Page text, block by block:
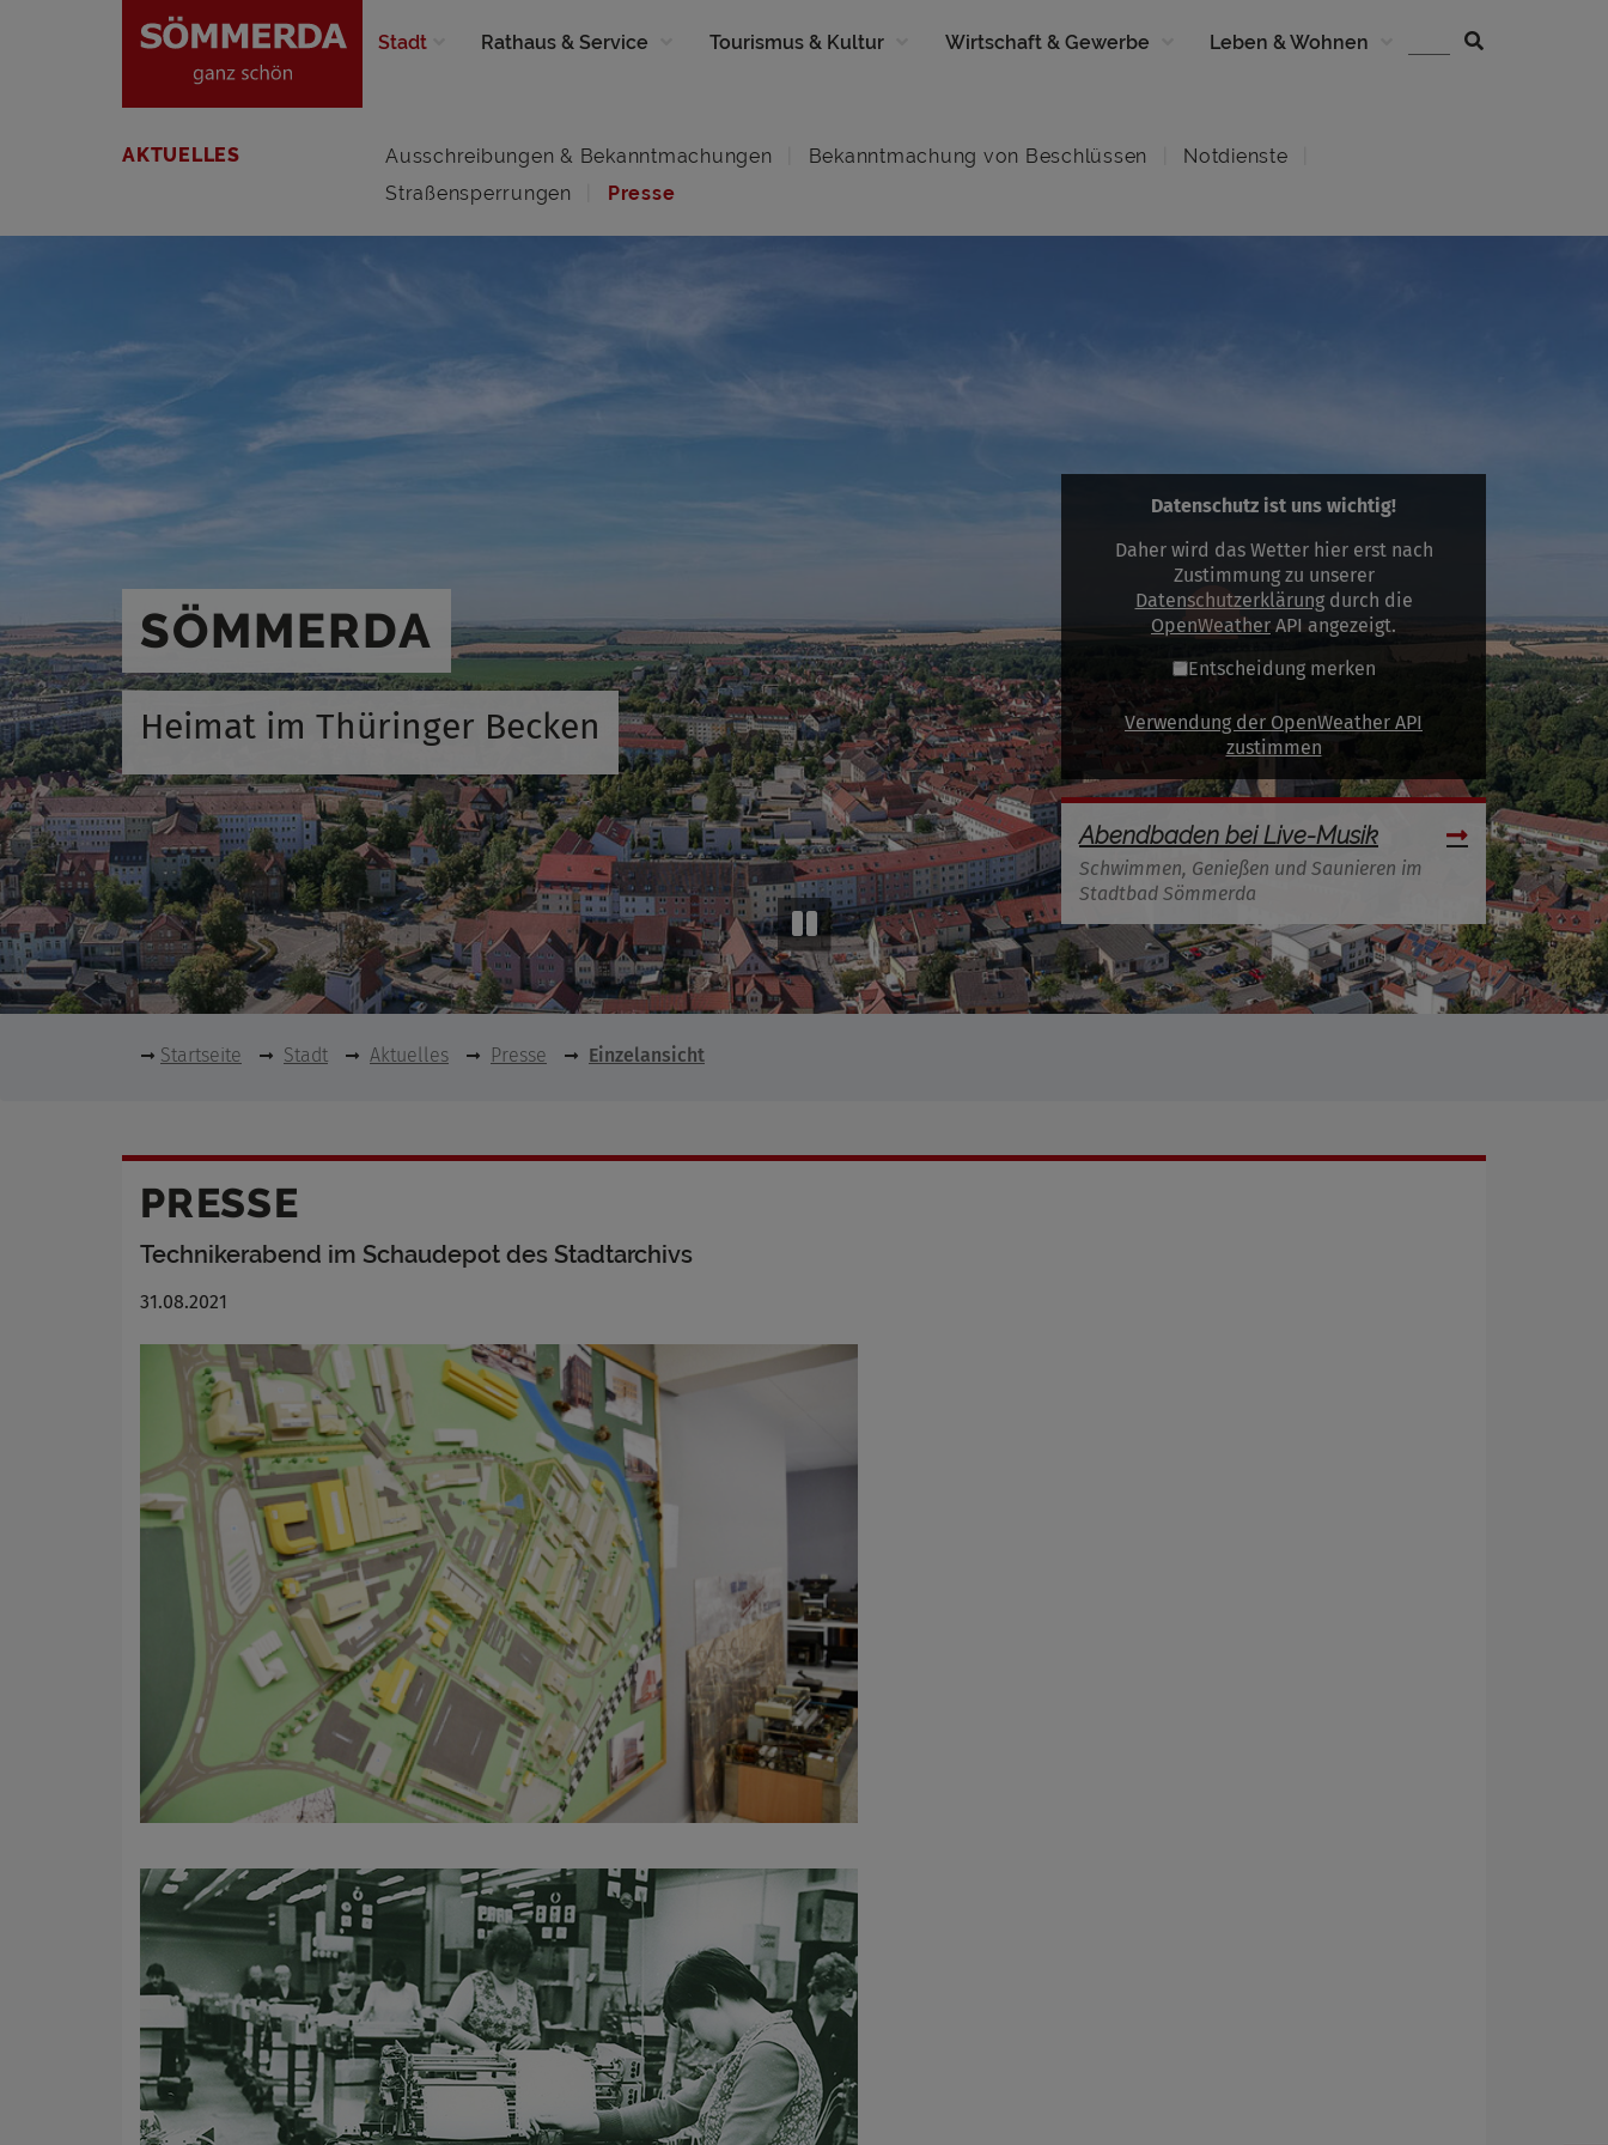
Stadt Rathaus & Service Tourismus & Kultur Wirtschaft & Gewerbe Leben & Wohnen
AKTUELLES Ausschreibungen & Bekanntmachungen Bekanntmachung von Beschlüssen
Notdienste
Straßensperrungen
Presse
SÖMMERDA
Heimat im Thüringer Becken
Datenschutz ist uns wichtig!
Daher wird das Wetter hier erst nach
Zustimmung zu unserer
Datenschutzerklärungdurch die
OpenWeather API angezeigt.
Entscheidung merken
Verwendung der OpenWeather API
zustimmen
Abendbaden bei Live-Musik
Schwimmen, Genießen und Saunieren im
Stadtbad Sömmerda
Startseite Stadt Aktuelles Presse Einzelansicht
PRESSE
Technikerabend im Schaudepot des Stadtarchivs
31.08.2021